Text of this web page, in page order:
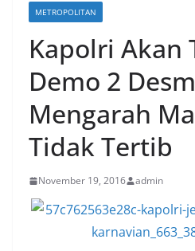
METROPOLITAN
Kapolri Akan
Demo 2
Mengarah
Tidak Tertib
November 19, 2016 admin